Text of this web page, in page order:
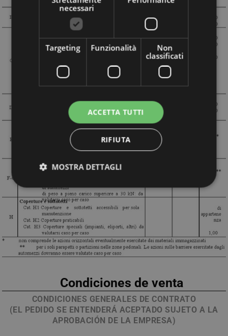
Condiciones de venta
CONDICIONES GENERALES DE CONTRATO
(EL PEDIDO SE ENTENDERÁ ACEPTADO SUJETO A LA
APROBACIÓN DE LA EMPRESA)
necessari
Targeting Funzionalità
Non
classificati
ACCETTA TUTTI
RIFIUTA
MOSTRA DETTAGLI
Strettamente necessari
Performance
Targeting
I cookie strettamente necessari consentono le
funzionalità principali del sito web come l'accesso
dell'utente e la gestione dell'account. Il sito web non
Nome
Provider / Dominio
Scadenza
PHPSESSID
PHP.net
www.mobirolo.com